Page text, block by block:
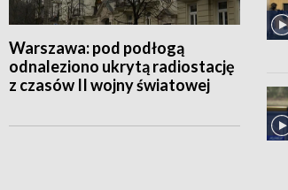
Warszawa: pod podłogą
odnaleziono ukrytą radiostację
z czasów II wojny światowej